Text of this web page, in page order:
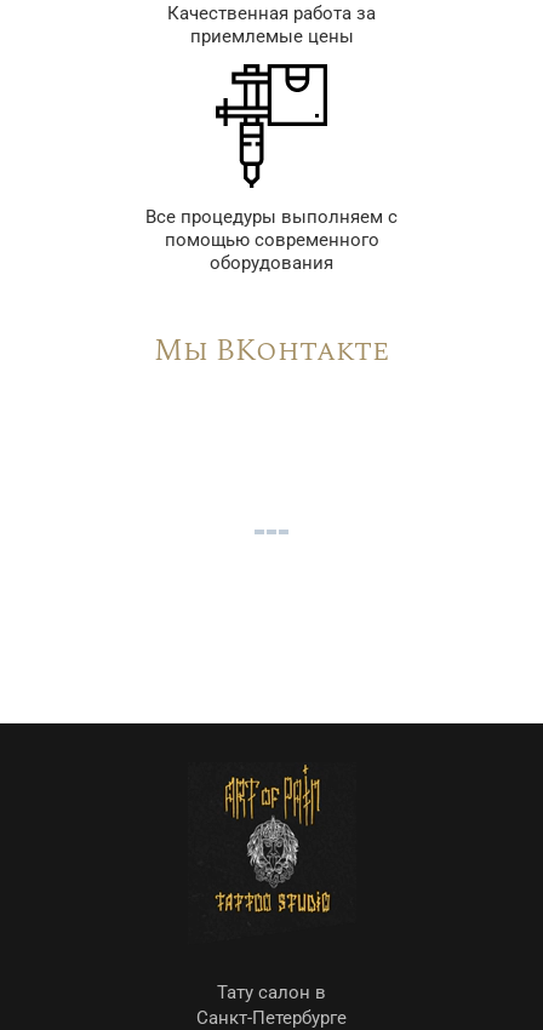
Качественная работа за
приемлемые цены
Все процедуры выполняем с
помощью современного
оборудования
Мы ВКонтакте
Тату салон в
Санкт-Петербурге